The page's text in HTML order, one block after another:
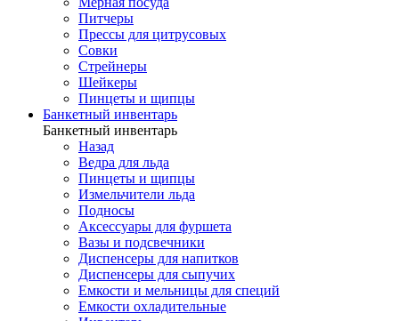
Питчеры
Прессы для цитрусовых
Совки
Стрейнеры
Шейкеры
Пинцеты и щипцы
Банкетный инвентарь
Банкетный инвентарь
Назад
Ведра для льда
Пинцеты и щипцы
Измельчители льда
Подносы
Аксессуары для фуршета
Вазы и подсвечники
Диспенсеры для напитков
Диспенсеры для сыпучих
Емкости и мельницы для специй
Емкости охладительные